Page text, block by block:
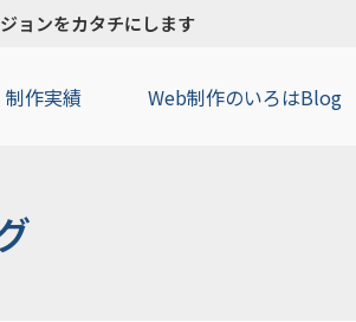
ョンをカタチにします
制作実績 Web制作のいろはBlog